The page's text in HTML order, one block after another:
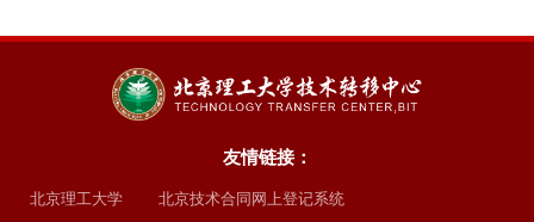
友情链接：
北京理工大学
北京技术合同网上登记系统